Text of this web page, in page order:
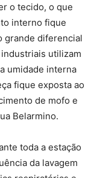
o tecido, o que
interno fique
grande diferencial
utilizam
umidade interna
fique exposta ao
de mofo e
Belarmino.
toda a estação
da lavagem